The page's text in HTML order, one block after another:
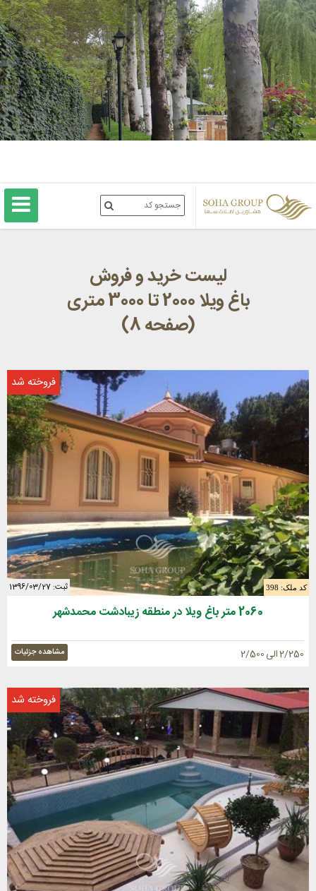
لیست خرید و فروش
باغ ویلا 2000 تا 3000 متری
(صفحه 8)
فروخته شد
کد ملک: 398 ثبت: 1396/03/27
2060 متر باغ ویلا در منطقه زیبادشت محمدشهر
2/250 الی 2/500 مشاهده جزئیات
فروخته شد